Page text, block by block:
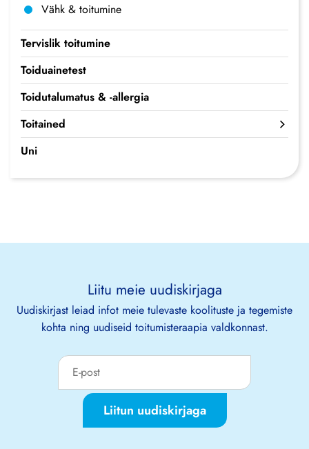
Vähk & toitumine
Tervislik toitumine
Toiduainetest
Toidutalumatus & -allergia
Toitained
Uni
Liitu meie uudiskirjaga
Uudiskirjast leiad infot meie tulevaste koolituste ja tegemiste
kohta ning uudiseid toitumisteraapia valdkonnast.
Liitun uudiskirjaga